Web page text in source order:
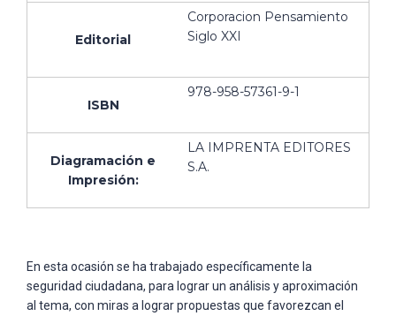
Editorial
Corporacion Pensamiento
Siglo XXI
ISBN
978-958-57361-9-1
Diagramación e
Impresión:
LA IMPRENTA EDITORES
S.A.
En esta ocasión se ha trabajado específicamente la
seguridad ciudadana, para lograr un análisis y aproximación
al tema, con miras a lograr propuestas que favorezcan el